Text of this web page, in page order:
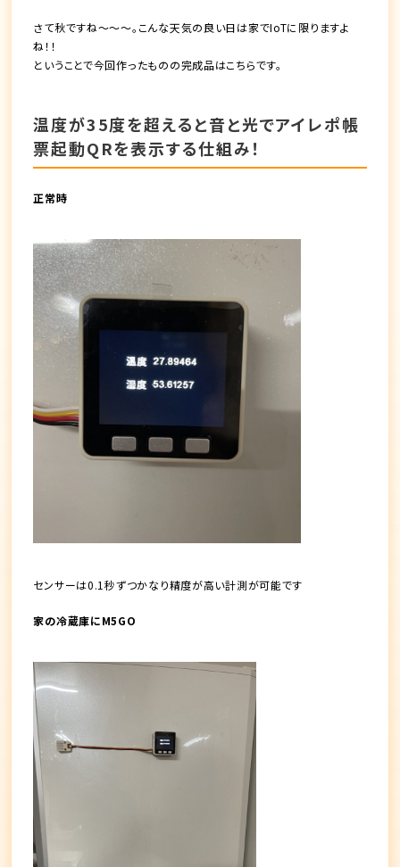
さて秋ですね〜〜〜。こんな天気の良い日は家でIoTに限りますよ
ね！！
ということで今回作ったものの完成品はこちらです。
温度が35度を超えると音と光でアイレポ帳
票起動QRを表示する仕組み！
正常時
センサーは0.1秒ずつかなり精度が高い計測が可能です
家の冷蔵庫にM5GO